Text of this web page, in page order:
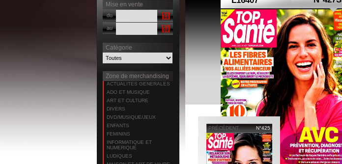
Mise en vente
du
au
Catégorie
Zone de merchandising
ACTUALITES GENERALES
ADO ET MUSIQUE
ART ET CULTURE
DIVERS
DVD/MUSIQUE/JEUX
ENFANTS
FEMININS
INFORMATIQUE ET
NUMERIQUE
LUDIQUES
PRÉCÉDENT N°425